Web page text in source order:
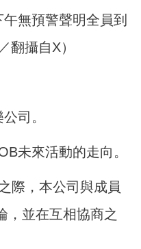
無預警聲明全員到
翻攝自X）
司。
未來活動的走向。
際，本公司與成員
，並在互相協商之